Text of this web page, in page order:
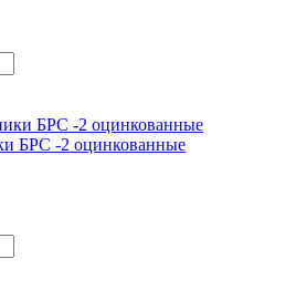
БРС -2 оцинкованные